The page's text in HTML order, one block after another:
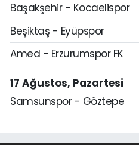
Başakşehir - Kocaelispor
Beşiktaş - Eyüpspor
Amed - Erzurumspor FK
17 Ağustos, Pazartesi
Samsunspor - Göztepe